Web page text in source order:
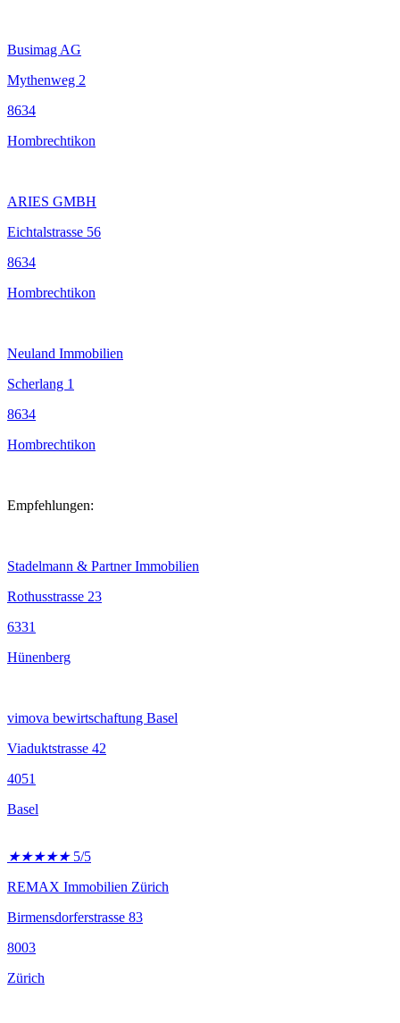
Busimag AG
Mythenweg 2
8634
Hombrechtikon
ARIES GMBH
Eichtalstrasse 56
8634
Hombrechtikon
Neuland Immobilien
Scherlang 1
8634
Hombrechtikon
Empfehlungen:
Stadelmann & Partner Immobilien
Rothusstrasse 23
6331
Hünenberg
vimova bewirtschaftung Basel
Viaduktstrasse 42
4051
Basel
★★★★★ 5/5
REMAX Immobilien Zürich
Birmensdorferstrasse 83
8003
Zürich